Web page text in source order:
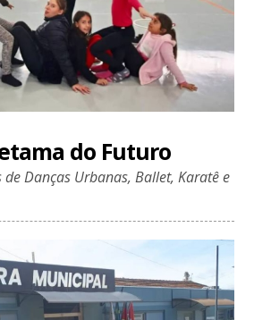
do Futuro
Danças Urbanas, Ballet, Karatê e